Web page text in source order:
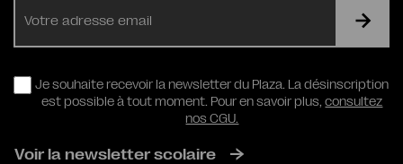
RGPD
Je souhaite recevoir la newsletter du Plaza. La désinscription
est possible à tout moment. Pour en savoir plus,consultez
nos CGU.
Voir la newsletter scolaire